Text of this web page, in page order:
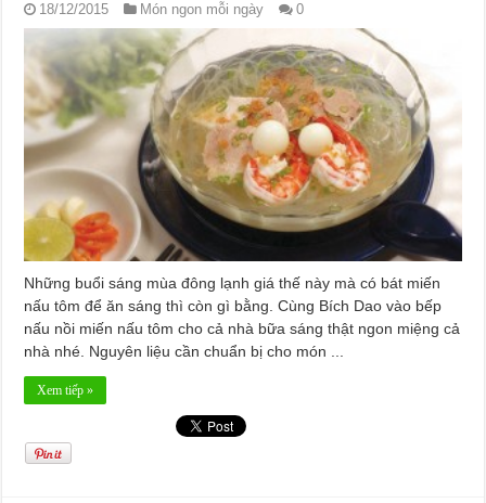
18/12/2015 Món ngon mỗi ngày 0
Những buổi sáng mùa đông lạnh giá thế này mà có bát miến
nấu tôm để ăn sáng thì còn gì bằng. Cùng Bích Dao vào bếp
nấu nồi miến nấu tôm cho cả nhà bữa sáng thật ngon miệng cả
nhà nhé. Nguyên liệu cần chuẩn bị cho món ...
Xem tiếp »